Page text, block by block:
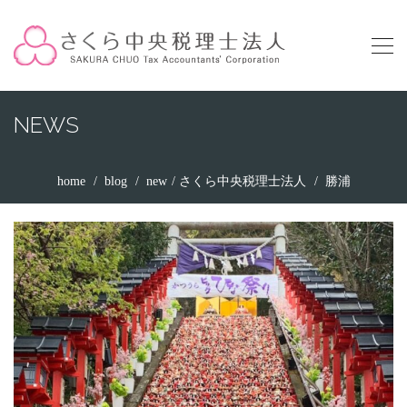
NEWS
home blog new さくら中央税理士法人 勝浦